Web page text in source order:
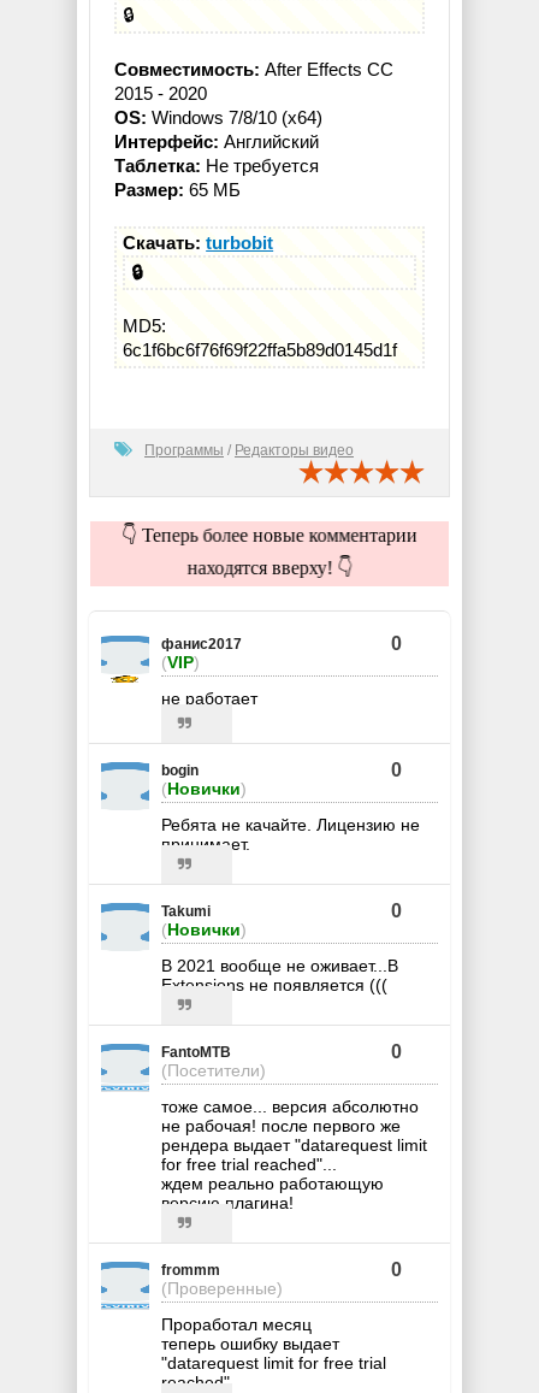
🔒
Совместимость: After Effects CC
2015 - 2020
OS: Windows 7/8/10 (x64)
Интерфейс: Английский
Таблетка: Не требуется
Размер: 65 МБ
Скачать:turbobit
🔒
MD5:
6c1f6bc6f76f69f22ffa5b89d0145d1f
Программы / Редакторы видео
👇 Теперь более новые комментарии
находятся вверху! 👇
фанис2017
(VIP)
0
не работает
bogin
(Новички)
0
Ребята не качайте. Лицензию не
принимает.
Takumi
(Новички)
0
В 2021 вообще не оживает...В
Extensions не появляется (((
FantoMTB
(Посетители)
0
тоже самое... версия абсолютно
не рабочая! после первого же
рендера выдает "datarequest limit
for free trial reached"...
ждем реально работающую
версию плагина!
frommm
(Проверенные)
0
Проработал месяц
теперь ошибку выдает
"datarequest limit for free trial
reached"